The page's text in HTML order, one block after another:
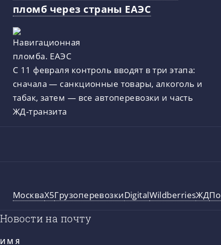
пломб через страны ЕАЭС
С 11 февраля контроль вводят в три этапа:
сначала — санкционные товары, алкоголь и
табак, затем — все автоперевозки и часть
ЖД-транзита
МоскваX5ГрузоперевозкиDigitalWildberriesЖД
Новости на почту
ИМЯ